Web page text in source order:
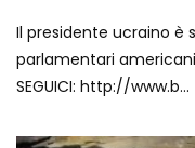
Il presidente ucraino è
parlamentari americani
SEGUICI: http://www.b...